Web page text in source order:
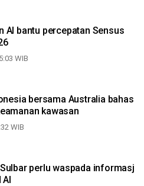
AI bantu percepatan Sensus
WIB
bersama Australia bahas
kawasan
WIB
perlu waspada informasj
AI